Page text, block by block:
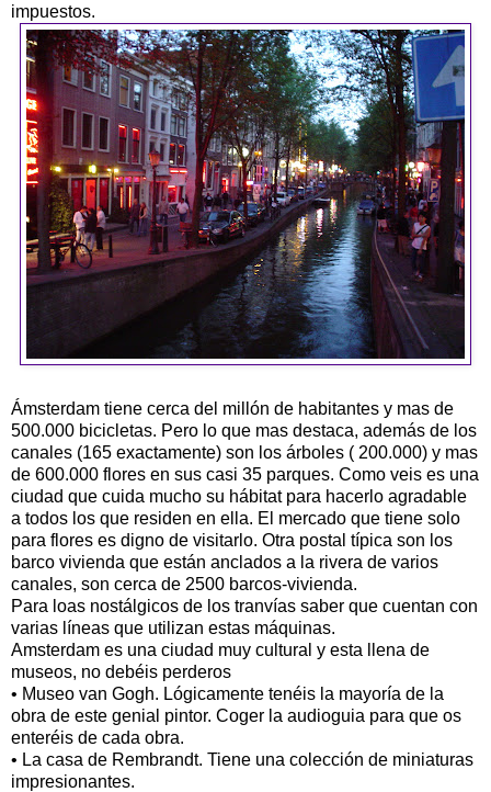
impuestos.
Ámsterdam tiene cerca del millón de habitantes y mas de
500.000 bicicletas. Pero lo que mas destaca, además de los
canales (165 exactamente) son los árboles ( 200.000) y mas
de 600.000 flores en sus casi 35 parques. Como veis es una
ciudad que cuida mucho su hábitat para hacerlo agradable
a todos los que residen en ella. El mercado que tiene solo
para flores es digno de visitarlo. Otra postal típica son los
barco vivienda que están anclados a la rivera de varios
canales, son cerca de 2500 barcos-vivienda.
Para loas nostálgicos de los tranvías saber que cuentan con
varias líneas que utilizan estas máquinas.
Amsterdam es una ciudad muy cultural y esta llena de
museos, no debéis perderos
• Museo van Gogh. Lógicamente tenéis la mayoría de la
obra de este genial pintor. Coger la audioguia para que os
enteréis de cada obra.
• La casa de Rembrandt. Tiene una colección de miniaturas
impresionantes.